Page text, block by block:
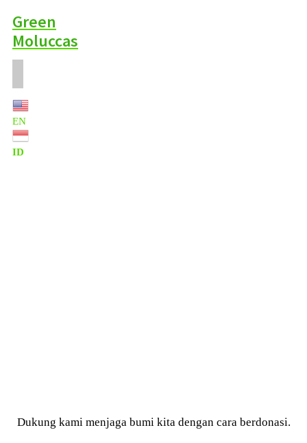
Green
Moluccas
EN
ID
Dukung kami menjaga bumi kita dengan cara berdonasi.